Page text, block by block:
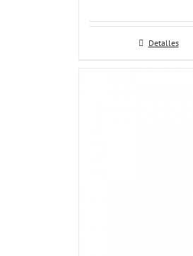
Detalles